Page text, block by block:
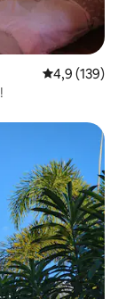
Évaluation
4,9 (139)